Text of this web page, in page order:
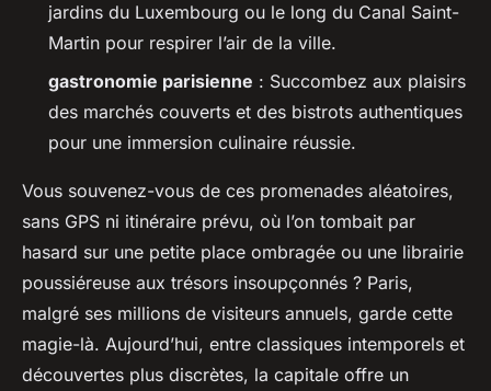
jardins du Luxembourg ou le long du Canal Saint-
Martin pour respirer l’air de la ville.
gastronomie parisienne : Succombez aux plaisirs
des marchés couverts et des bistrots authentiques
pour une immersion culinaire réussie.
Vous souvenez-vous de ces promenades aléatoires,
sans GPS ni itinéraire prévu, où l’on tombait par
hasard sur une petite place ombragée ou une librairie
poussiéreuse aux trésors insoupçonnés ? Paris,
malgré ses millions de visiteurs annuels, garde cette
magie-là. Aujourd’hui, entre classiques intemporels et
découvertes plus discrètes, la capitale offre un